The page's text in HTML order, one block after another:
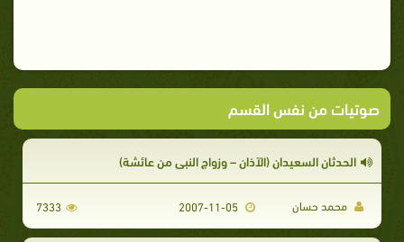
صوتيات من نفس القسم
الحدثان السعيدان (الآذان – وزواج النبى من عائشة)
محمد حسان 7333